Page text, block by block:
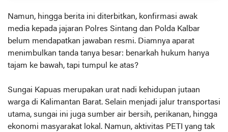
Namun, hingga berita ini diterbitkan, konfirmasi awak
media kepada jajaran Polres Sintang dan Polda Kalbar
belum mendapatkan jawaban resmi. Diamnya aparat
menimbulkan tanda tanya besar: benarkah hukum hanya
tajam ke bawah, tapi tumpul ke atas?
Sungai Kapuas merupakan urat nadi kehidupan jutaan
warga di Kalimantan Barat. Selain menjadi jalur transportasi
utama, sungai ini juga sumber air bersih, perikanan, hingga
ekonomi masyarakat lokal. Namun, aktivitas PETI yang tak